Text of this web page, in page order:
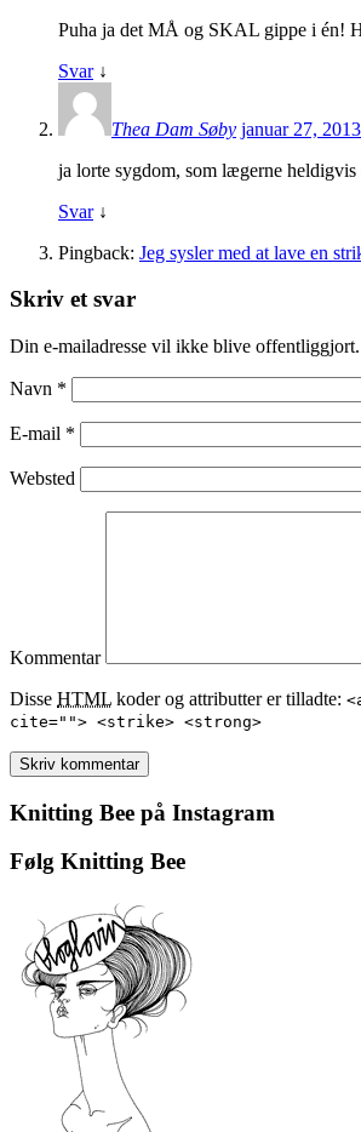
Puha ja det MÅ og SKAL gippe i én!
Svar ↓
Thea Dam Søby januar 27,
ja lorte sygdom, som lægerne
Svar ↓
Pingback: Jeg sysler med at lave en
Skriv et svar
Din e-mailadresse vil ikke blive
Navn *
E-mail *
Websted
Kommentar
Disse HTML koder og attributter er tilladte:
cite=""> <strike> <strong>
Knitting Bee på Instagram
Følg Knitting Bee